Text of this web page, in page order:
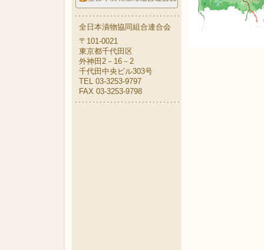
全日本漬物協同組合連合会
〒101-0021
東京都千代田区
外神田2－16－2
千代田中央ビル303号
TEL 03-3253-9797
FAX 03-3253-9798